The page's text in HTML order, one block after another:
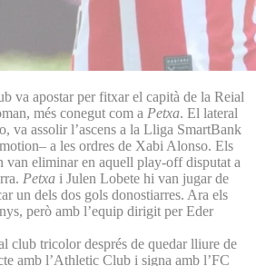
va apostar per fitxar el capità de la Reial
més conegut com a Petxa. El lateral
va assolir l’ascens a la Lliga SmartBank
a les ordres de Xabi Alonso. Els
van eliminar en aquell play-off disputat a
Petxa i Julen Lobete hi van jugar de
un dels dos gols donostiarres. Ara els
però amb l’equip dirigit per Eder
club tricolor després de quedar lliure de
amb l’Athletic Club i signa amb l’FC